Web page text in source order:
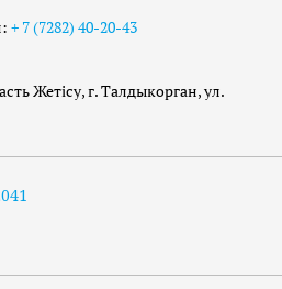
+ 7 (7282) 40-20-43
Жетісу, г. Талдыкорган, ул.